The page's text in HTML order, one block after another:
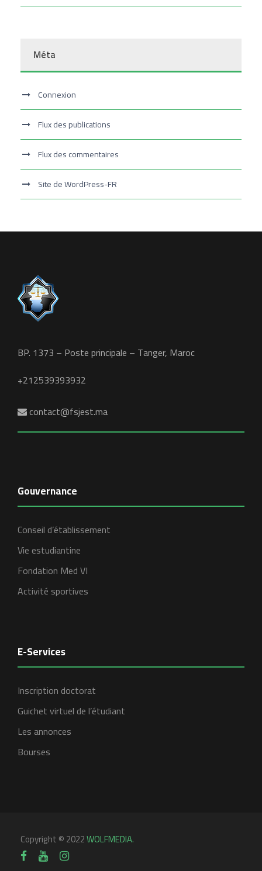
Méta
Connexion
Flux des publications
Flux des commentaires
Site de WordPress-FR
BP. 1373 – Poste principale – Tanger, Maroc
+212539393932
contact@fsjest.ma
Gouvernance
Conseil d’établissement
Vie estudiantine
Fondation Med VI
Activité sportives
E-Services
Inscription doctorat
Guichet virtuel de l’étudiant
Les annonces
Bourses
Copyright © 2022WOLFMEDIA.